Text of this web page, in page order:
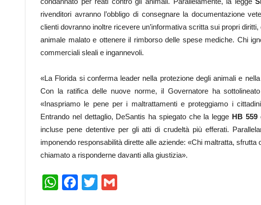
rivenditori avranno l’obbligo di consegnare la documentazione
clienti dovranno inoltre ricevere un’informativa scritta sui propri
animale malato e ottenere il rimborso delle spese mediche. Chi
commerciali sleali e ingannevoli.
«La Florida si conferma leader nella protezione degli animali e
Con la ratifica delle nuove norme, il Governatore ha
«Inaspriamo le pene per i maltrattamenti e proteggiamo i
Entrando nel dettaglio, DeSantis ha spiegato che la legge HB 559
incluse pene detentive per gli atti di crudeltà più efferati.
imponendo responsabilità dirette alle aziende: «Chi maltratta,
chiamato a risponderne davanti alla giustizia».
WhatsApp
Facebook
Twitter